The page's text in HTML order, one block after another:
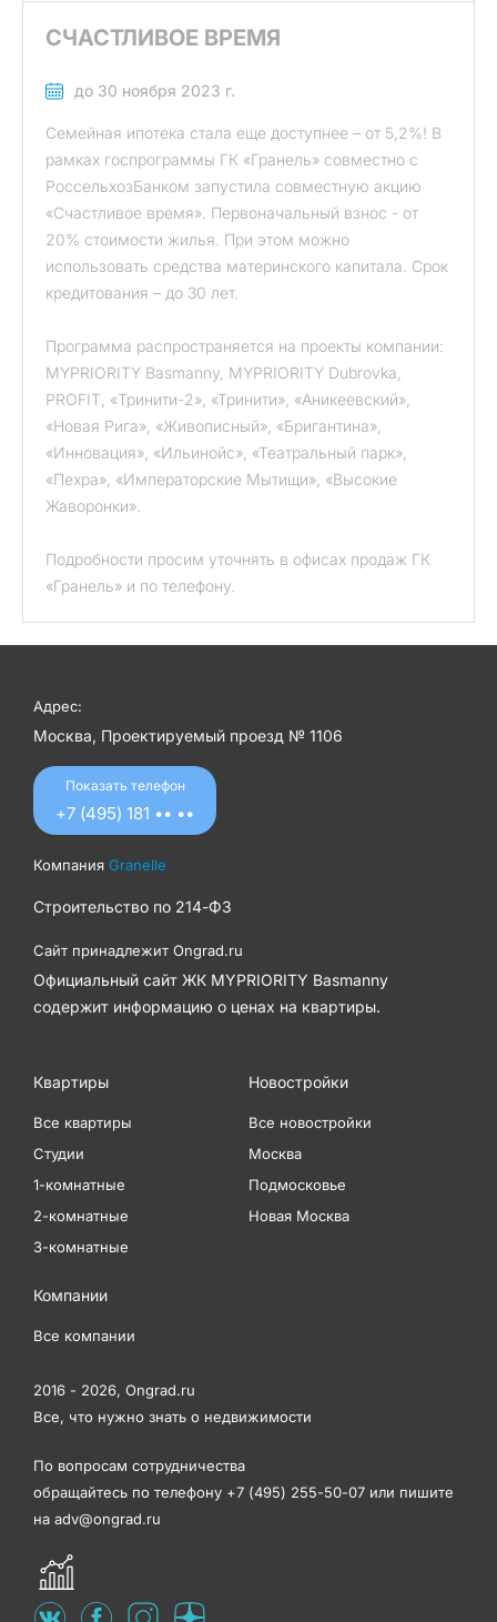
СЧАСТЛИВОЕ ВРЕМЯ
до 30 ноября 2023 г.
Семейная ипотека стала еще доступнее – от 5,2%! В
рамках госпрограммы ГК «Гранель» совместно с
РоссельхозБанком запустила совместную акцию
«Счастливое время». Первоначальный взнос - от
20% стоимости жилья. При этом можно
использовать средства материнского капитала. Срок
кредитования – до 30 лет.
Программа распространяется на проекты компании:
MYPRIORITY Basmanny, MYPRIORITY Dubrovka,
PROFIT, «Тринити-2», «Тринити», «Аникеевский»,
«Новая Рига», «Живописный», «Бригантина»,
«Инновация», «Ильинойс», «Театральный парк»,
«Пехра», «Императорские Мытищи», «Высокие
Жаворонки».
Подробности просим уточнять в офисах продаж ГК
«Гранель» и по телефону.
Адрес:
Москва, Проектируемый проезд № 1106
Показать телефон
+7 (495) 181 •• ••
Компания Granelle
Строительство по 214-ФЗ
Сайт принадлежит Ongrad.ru
Официальный сайт ЖК MYPRIORITY Basmanny
содержит информацию о ценах на квартиры.
Квартиры
Все квартиры
Студии
1-комнатные
2-комнатные
3-комнатные
Новостройки
Все новостройки
Москва
Подмосковье
Новая Москва
Компании
Все компании
2016 - 2026, Ongrad.ru
Все, что нужно знать о недвижимости
По вопросам сотрудничества
обращайтесь по телефону +7 (495) 255-50-07 или пишите
на adv@ongrad.ru